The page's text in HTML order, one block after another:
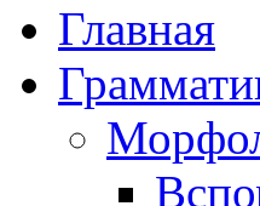
Главная